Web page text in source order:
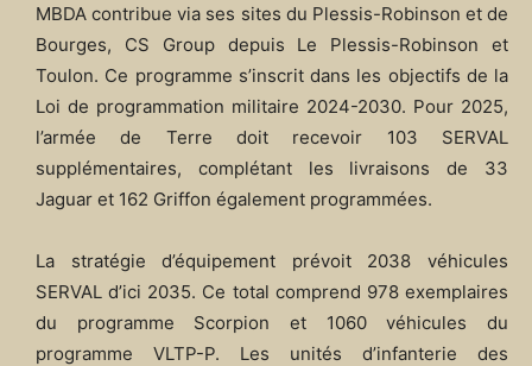
MBDA contribue via ses sites du Plessis-Robinson et de
Bourges, CS Group depuis Le Plessis-Robinson et
Toulon. Ce programme s’inscrit dans les objectifs de la
Loi de programmation militaire 2024-2030. Pour 2025,
l’armée de Terre doit recevoir 103 SERVAL
supplémentaires, complétant les livraisons de 33
Jaguar et 162 Griffon également programmées.
La stratégie d’équipement prévoit 2038 véhicules
SERVAL d’ici 2035. Ce total comprend 978 exemplaires
du programme Scorpion et 1060 véhicules du
programme VLTP-P. Les unités d’infanterie des